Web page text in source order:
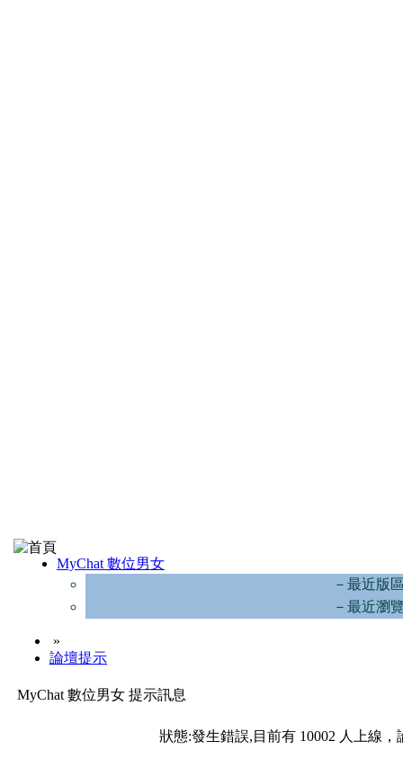
MyChat 數位男女
－最近版
－最近瀏
»
論壇提示
MyChat 數位男女 提示訊息
狀態:發生錯誤,目前有 10002 人上線